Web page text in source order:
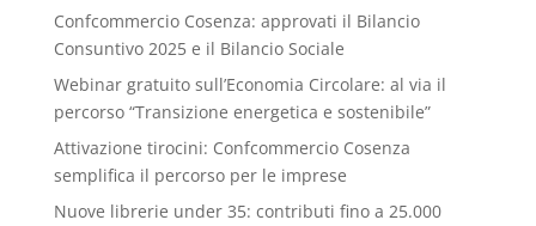
Confcommercio Cosenza: approvati il Bilancio
Consuntivo 2025 e il Bilancio Sociale
Webinar gratuito sull’Economia Circolare: al via il
percorso “Transizione energetica e sostenibile”
Attivazione tirocini: Confcommercio Cosenza
semplifica il percorso per le imprese
Nuove librerie under 35: contributi fino a 25.000